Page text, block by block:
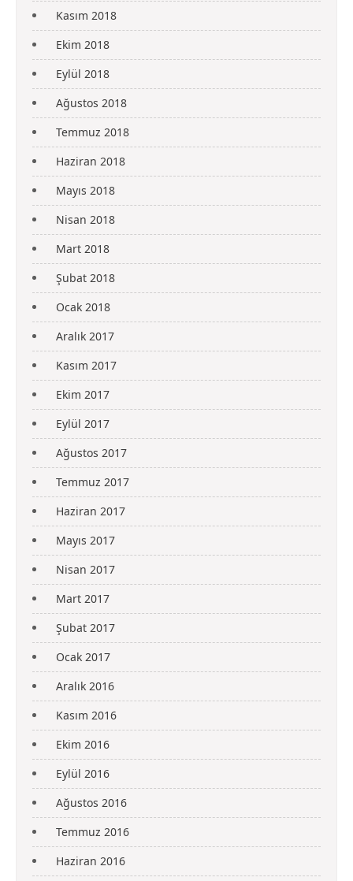
Kasım 2018
Ekim 2018
Eylül 2018
Ağustos 2018
Temmuz 2018
Haziran 2018
Mayıs 2018
Nisan 2018
Mart 2018
Şubat 2018
Ocak 2018
Aralık 2017
Kasım 2017
Ekim 2017
Eylül 2017
Ağustos 2017
Temmuz 2017
Haziran 2017
Mayıs 2017
Nisan 2017
Mart 2017
Şubat 2017
Ocak 2017
Aralık 2016
Kasım 2016
Ekim 2016
Eylül 2016
Ağustos 2016
Temmuz 2016
Haziran 2016